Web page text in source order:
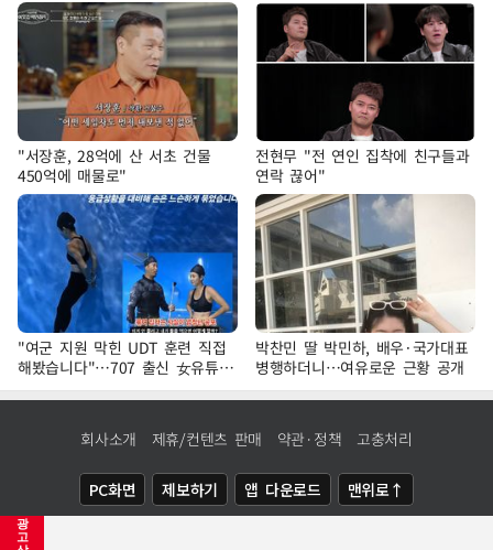
광
고
"서장훈, 28억에 산 서초 건물
450억에 매물로"
전현무 "전 연인 집착에 친구들과
연락 끊어"
"여군 지원 막힌 UDT 훈련 직접
해봤습니다"…707 출신 女유튜버
'완벽 소화'
박찬민 딸 박민하, 배우·국가대표
병행하더니…여유로운 근황 공개
회사소개 제휴/컨텐츠 판매 약관·정책 고충처리
PC화면 제보하기 앱 다운로드 맨위로↑